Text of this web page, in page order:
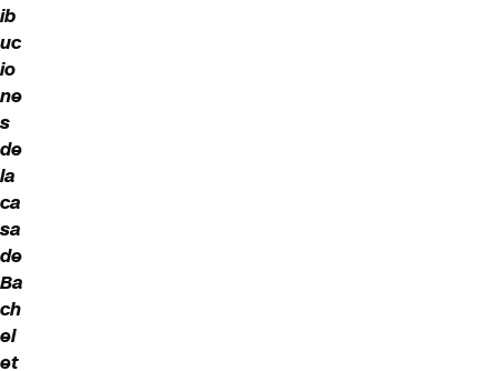
ib
uc
io
ne
s
de
la
ca
sa
de
Ba
ch
el
et